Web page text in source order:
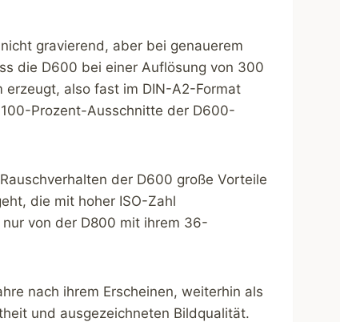
gravierend, aber bei genauerem
die D600 bei einer Auflösung von 300
erzeugt, also fast im DIN-A2-Format
Prozent-Ausschnitte der D600-
der D600 große Vorteile
die mit hoher ISO-Zahl
von der D800 mit ihrem 36-
nach ihrem Erscheinen, weiterhin als
und ausgezeichneten Bildqualität.